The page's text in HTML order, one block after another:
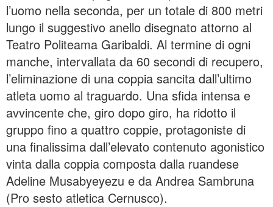
l’uomo nella seconda, per un totale di 800 metri
lungo il suggestivo anello disegnato attorno al
Teatro Politeama Garibaldi. Al termine di ogni
manche, intervallata da 60 secondi di recupero,
l’eliminazione di una coppia sancita dall’ultimo
atleta uomo al traguardo. Una sfida intensa e
avvincente che, giro dopo giro, ha ridotto il
gruppo fino a quattro coppie, protagoniste di
una finalissima dall’elevato contenuto agonistico
vinta dalla coppia composta dalla ruandese
Adeline Musabyeyezu e da Andrea Sambruna
(Pro sesto atletica Cernusco).